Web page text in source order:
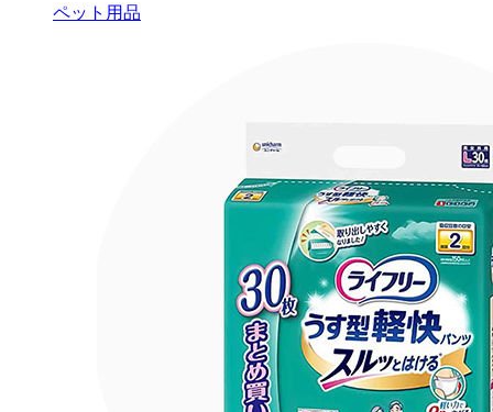
ペット用品